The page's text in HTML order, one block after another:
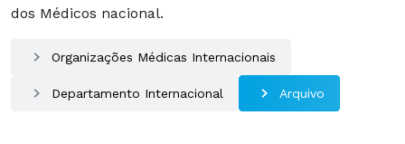
dos Médicos nacional.
Organizações Médicas Internacionais
Departamento Internacional Arquivo